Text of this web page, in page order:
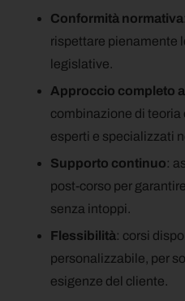
Conformità normativa
rispettare pienamente
legislative.
Approccio completo
combinazione di teoria
esperti e specializzati
Supporto continuo:
post-corso per
senza intoppi.
Flessibilità: corsi
personalizzabile, per
esigenze del cliente.